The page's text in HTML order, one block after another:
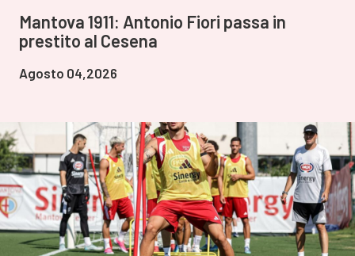
Mantova 1911: Antonio Fiori passa in
prestito al Cesena
Agosto 04,2026